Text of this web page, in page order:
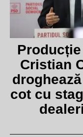
Cristian
cot cu